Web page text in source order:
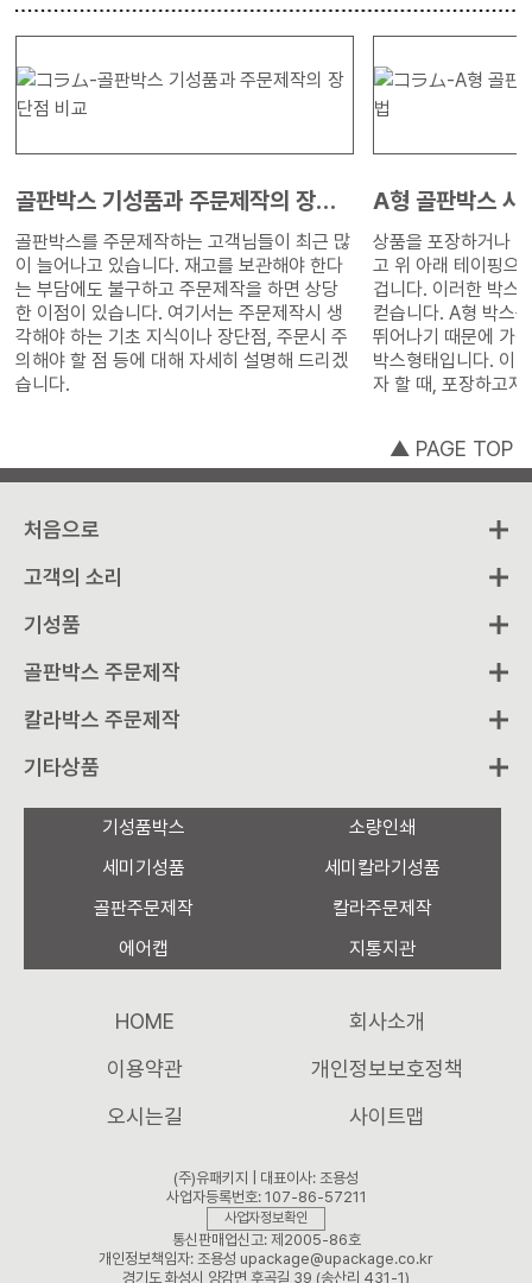
골판박스 기성품과 주문제작의 장단
점 비교
골판박스를 주문제작하는 고객님들이 최근 많
이 늘어나고 있습니다. 재고를 보관해야 한다
는 부담에도 불구하고 주문제작을 하면 상당
한 이점이 있습니다. 여기서는 주문제작시 생
각해야 하는 기초 지식이나 장단점, 주문시 주
의해야 할 점 등에 대해 자세히 설명해 드리겠
습니다.
A형 골판박스 사
상품을 포장하거나
고 위 아래 테이핑으
겁니다. 이러한 박스 형태를 A형 박스라고 일
컫습니다. A형 박스는 제조가 쉽고 가성비가
뛰어나기 때문에 가
박스형태입니다. 이
자 할 때, 포장하고
설명해 보겠습니다.
▲ PAGE TOP
처음으로
고객의 소리
기성품
골판박스 주문제작
칼라박스 주문제작
기타상품
기성품박스
소량인쇄
세미기성품
세미칼라기성품
골판주문제작
칼라주문제작
에어캡
지통지관
HOME
회사소개
이용약관
개인정보보호정책
오시는길
사이트맵
(주)유패키지 | 대표이사: 조용성
사업자등록번호: 107-86-57211
사업자정보확인
통신판매업신고: 제2005-86호
개인정보책임자: 조용성 upackage@upackage.co.kr
경기도 화성시 양감면 후곡길 39 (송산리 431-1)